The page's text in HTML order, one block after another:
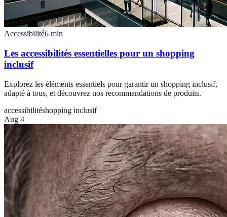
Accessibilité6 min
Les accessibilités essentielles pour un shopping
inclusif
Explorez les éléments essentiels pour garantir un shopping inclusif,
adapté à tous, et découvrez nos recommandations de produits.
accessibilitéshopping inclusif
Aug 4